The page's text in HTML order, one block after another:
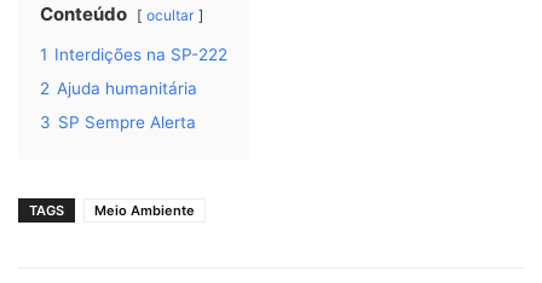
Conteúdo ocultar
1 Interdições na SP-222
2 Ajuda humanitária
3 SP Sempre Alerta
TAGS Meio Ambiente